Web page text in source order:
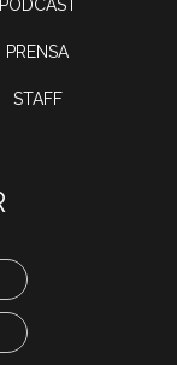
PODCAST
PRENSA
STAFF